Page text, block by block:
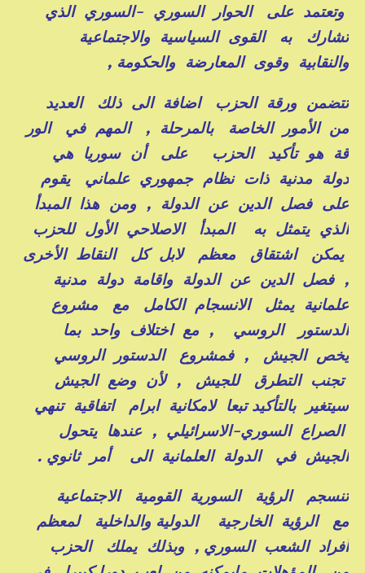
وتعتمد على الحوار السوري -السوري الذي
تشارك به القوى السياسية والاجتماعية
والنقابية وقوى المعارضة والحكومة ,
تتضمن ورقة الحزب اضافة الى ذلك العديد
من الأمور الخاصة بالمرحلة , المهم في الور
قة هو تأكيد الحزب على أن سوريا هي
دولة مدنية ذات نظام جمهوري علماني يقوم
على فصل الدين عن الدولة , ومن هذا المبدأ
الذي يتمثل به المبدأ الاصلاحي الأول للحزب
يمكن اشتقاق معظم لابل كل النقاط الأخرى
, فصل الدين عن الدولة واقامة دولة مدنية
علمانية يمثل الانسجام الكامل مع مشروع
الدستور الروسي , مع اختلاف واحد بما
يخص الجيش , فمشروع الدستور الروسي
تجنب التطرق للجيش , لأن وضع الجيش
سيتغير بالتأكيد تبعا لامكانية ابرام اتفاقية تنهي
الصراع السوري-الاسرائيلي , عندها يتحول
الجيش في الدولة العلمانية الى أمر ثانوي .
تنسجم الرؤية السورية القومية الاجتماعية
مع الرؤية الخارجية الدولية والداخلية لمعظم
أفراد الشعب السوري , وبذلك يملك الحزب